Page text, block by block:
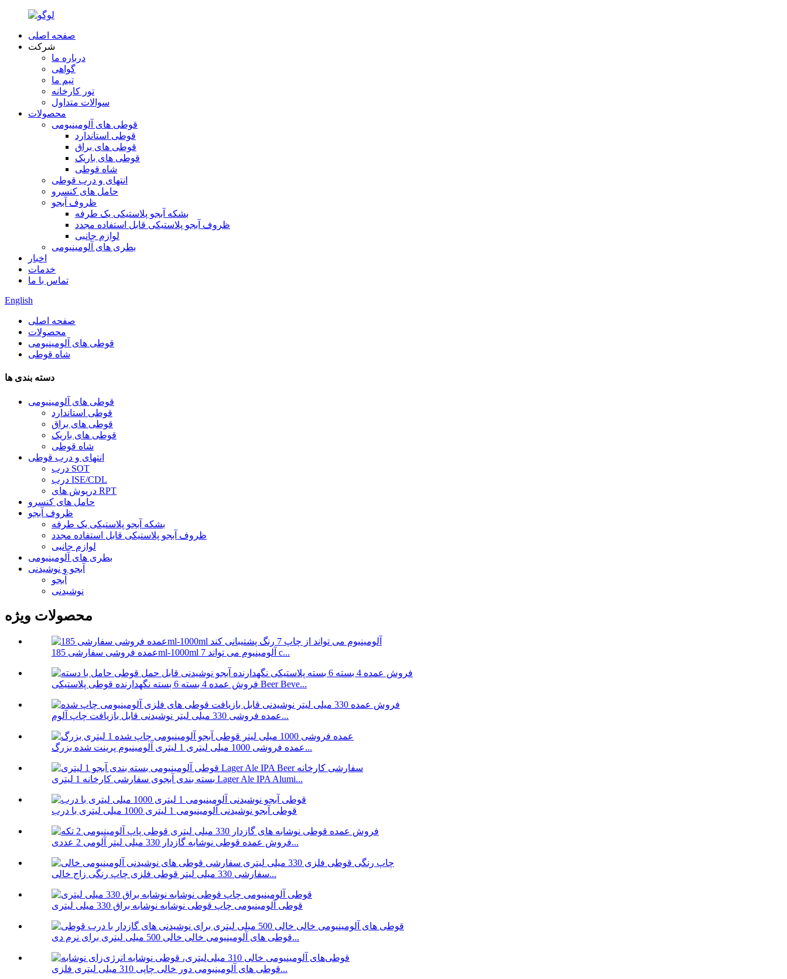
صفحه اصلی
شرکت
درباره ما
گواهی
تیم ما
تور کارخانه
سوالات متداول
محصولات
قوطی های آلومینیومی
قوطی استاندارد
قوطی های براق
قوطی های باریک
شاه قوطی
انتهای و درب قوطی
حامل های کنسرو
ظروف آبجو
بشکه آبجو پلاستیکی یک طرفه
ظروف آبجو پلاستیکی قابل استفاده مجدد
لوازم جانبی
بطری های آلومینیومی
اخبار
خدمات
تماس با ما
English
صفحه اصلی
محصولات
قوطی های آلومینیومی
شاه قوطی
دسته بندی ها
قوطی های آلومینیومی
قوطی استاندارد
قوطی های براق
قوطی های باریک
شاه قوطی
انتهای و درب قوطی
درب SOT
درب ISE/CDL
درپوش های RPT
حامل های کنسرو
ظروف آبجو
بشکه آبجو پلاستیکی یک طرفه
ظروف آبجو پلاستیکی قابل استفاده مجدد
لوازم جانبی
بطری های آلومینیومی
آبجو و نوشیدنی
آبجو
نوشیدنی
محصولات ویژه
عمده فروشی سفارشی 185ml-1000ml آلومینیوم می تواند 7 c...
فروش عمده 4 بسته 6 بسته نگهدارنده قوطی پلاستیکی Beer Beve...
عمده فروشی 330 میلی لیتر نوشیدنی قابل بازیافت چاپ آلوم...
عمده فروشی 1000 میلی لیتری 1 لیتری آلومینیوم پرینت شده بزرگ...
بسته بندی آبجوی سفارشی کارخانه 1 لیتری Lager Ale IPA Alumi...
قوطی آبجو نوشیدنی آلومینیومی 1 لیتری 1000 میلی لیتری با درب
فروش عمده قوطی نوشابه گازدار 330 میلی لیتر آلومی 2 عددی...
سفارشی 330 میلی لیتر قوطی فلزی چاپ رنگی زاج خالی...
قوطی آلومینیومی چاپ قوطی نوشابه نوشابه براق 330 میلی لیتری
قوطی های آلومینیومی خالی خالی 500 میلی لیتری برای نرم دی...
قوطی های آلومینیومی دور خالی چاپی 310 میلی لیتری فلزی...